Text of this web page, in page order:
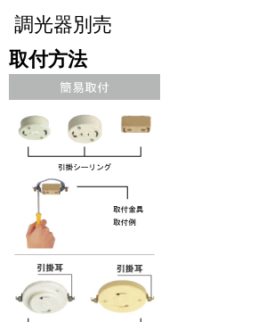
調光器別売
取付方法